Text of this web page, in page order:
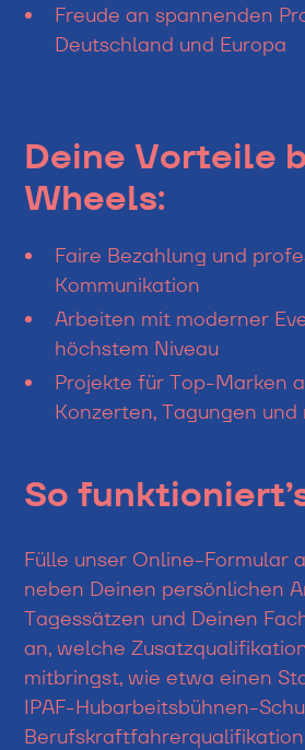
Freude an spannenden
Deutschland und Europa
Deine Vorteile
Wheels:
Faire Bezahlung und
Kommunikation
Arbeiten mit moderner
höchstem Niveau
Projekte für Top-Marken
Konzerten, Tagungen und
So
Fülle unser Online-Formular
neben Deinen persönlichen
Tagessätzen und Deinen
an, welche
mitbringst, wie etwa einen
IPAF-Hubarbeitsbühnen-